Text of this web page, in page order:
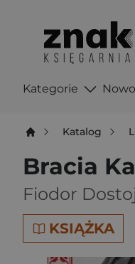
Kategorie
Katalog
Bracia
Fiodor
KSIĄŻKA